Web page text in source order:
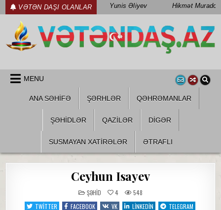
Skip
to
content
VƏTƏN DAŞI OLANLAR Yunis Əliyev Hikmət Muradov
MENU
ANA SƏHİFƏ ŞƏRHLƏR QƏHRƏMANLAR
ŞƏHIDLƏR QAZILƏR DIGƏR
SUSMAYAN XATİRƏLƏR ƏTRAFLI
Ceyhun Isayev
POSTED
IN
ŞƏHID 4
548
TWITTER
FACEBOOK VK LINKEDIN
TELEGRAM